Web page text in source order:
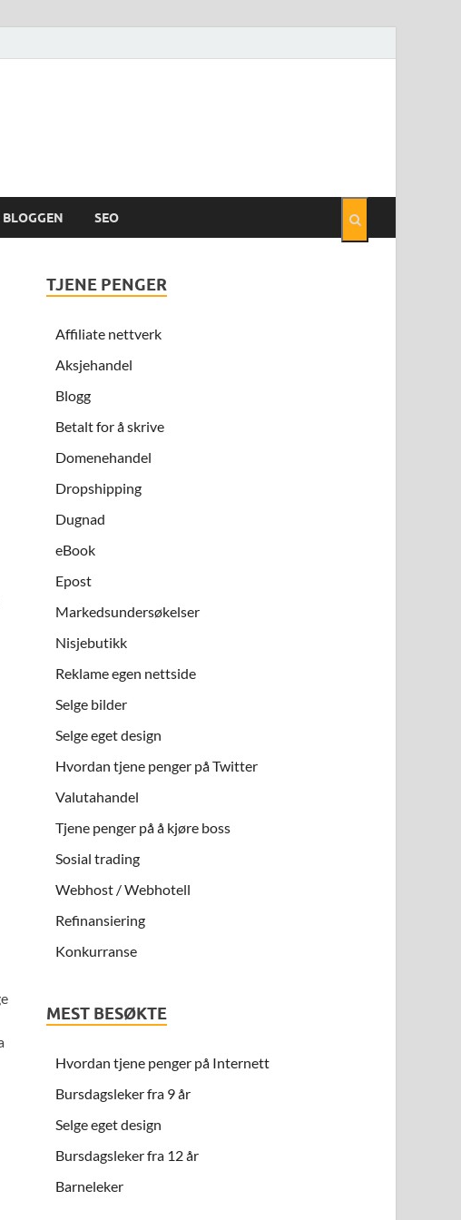
BLOGGEN SEO
TJENE PENGER
Affiliate nettverk
Aksjehandel
Blogg
Betalt for å skrive
Domenehandel
Dropshipping
Dugnad
eBook
Epost
Markedsundersøkelser
Nisjebutikk
Reklame egen nettside
Selge bilder
Selge eget design
Hvordan tjene penger på Twitter
Valutahandel
Tjene penger på å kjøre boss
Sosial trading
Webhost / Webhotell
Refinansiering
Konkurranse
MEST BESØKTE
Hvordan tjene penger på Internett
Bursdagsleker fra 9 år
Selge eget design
Bursdagsleker fra 12 år
Barneleker